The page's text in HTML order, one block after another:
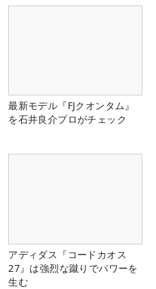
最新モデル『FJクオンタム』
を石井良介プロがチェック
アディダス『コードカオス
27』は強烈な蹴りでパワーを
生む